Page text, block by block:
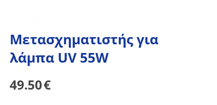
Mετασχηματιστής για
λάμπα UV 55W
49.50€